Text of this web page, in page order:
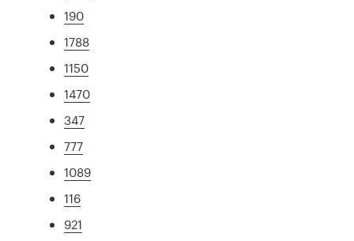
190
1788
1150
1470
347
777
1089
116
921